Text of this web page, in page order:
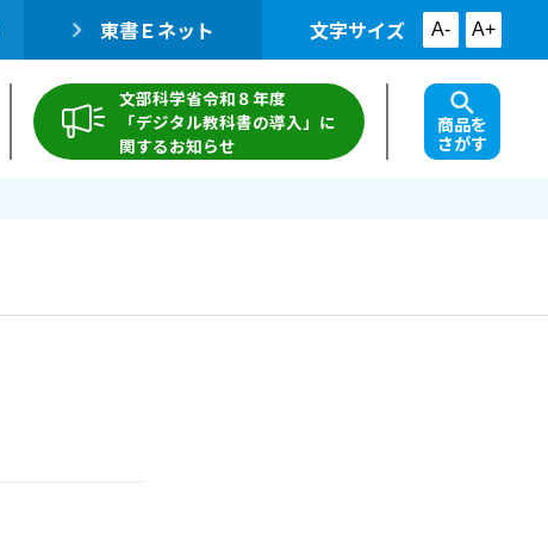
東書Ｅネット 文字サイズ A- A+
文部科学省令和８年度
「デジタル教科書の導入」に
関するお知らせ
商品を
さがす